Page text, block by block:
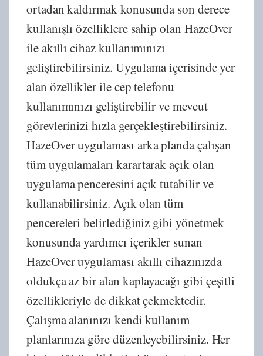
ortadan kaldırmak konusunda son derece
kullanışlı özelliklere sahip olan HazeOver
ile akıllı cihaz kullanımınızı
geliştirebilirsiniz. Uygulama içerisinde yer
alan özellikler ile cep telefonu
kullanımınızı geliştirebilir ve mevcut
görevlerinizi hızla gerçekleştirebilirsiniz.
HazeOver uygulaması arka planda çalışan
tüm uygulamaları karartarak açık olan
uygulama penceresini açık tutabilir ve
kullanabilirsiniz. Açık olan tüm
pencereleri belirlediğiniz gibi yönetmek
konusunda yardımcı içerikler sunan
HazeOver uygulaması akıllı cihazınızda
oldukça az bir alan kaplayacağı gibi çeşitli
özellikleriyle de dikkat çekmektedir.
Çalışma alanınızı kendi kullanım
planlarınıza göre düzenleyebilirsiniz. Her